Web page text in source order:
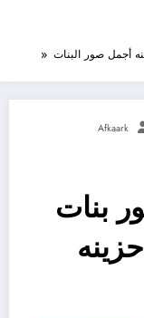
Afkaark
2024 صور بنات